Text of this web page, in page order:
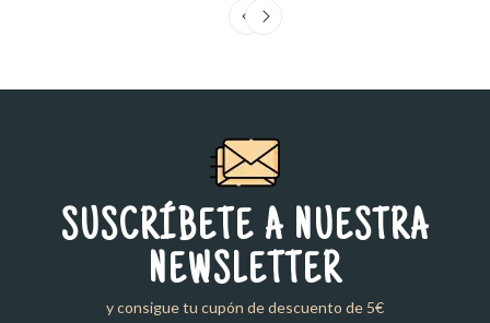
SUSCRÍBETE A NUESTRA
NEWSLETTER
y consigue tu cupón de descuento de 5€